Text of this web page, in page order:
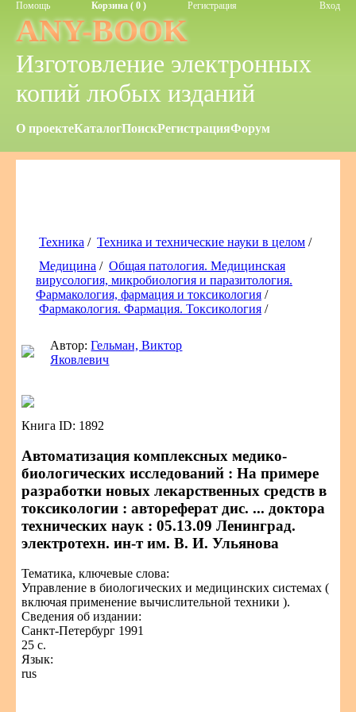
Помощь Корзина ( 0 ) Регистрация Вход
ANY-BOOK
Изготовление электронных
копий любых изданий
О проектеКаталогПоискРегистрацияФорум
Техника / Техника и технические науки в целом /
Медицина / Общая патология. Медицинская
вирусология, микробиология и паразитология.
Фармакология, фармация и токсикология /
Фармакология. Фармация. Токсикология /
Автор:Гельман, Виктор
Яковлевич
Книга ID: 1892
Автоматизация комплексных медико-
биологических исследований : На примере
разработки новых лекарственных средств в
токсикологии : автореферат дис. ... доктора
технических наук : 05.13.09 Ленинград.
электротехн. ин-т им. В. И. Ульянова
Тематика, ключевые слова:
Управление в биологических и медицинских системах (
включая применение вычислительной техники ).
Сведения об издании:
Санкт-Петербург 1991
25 с.
Язык:
rus